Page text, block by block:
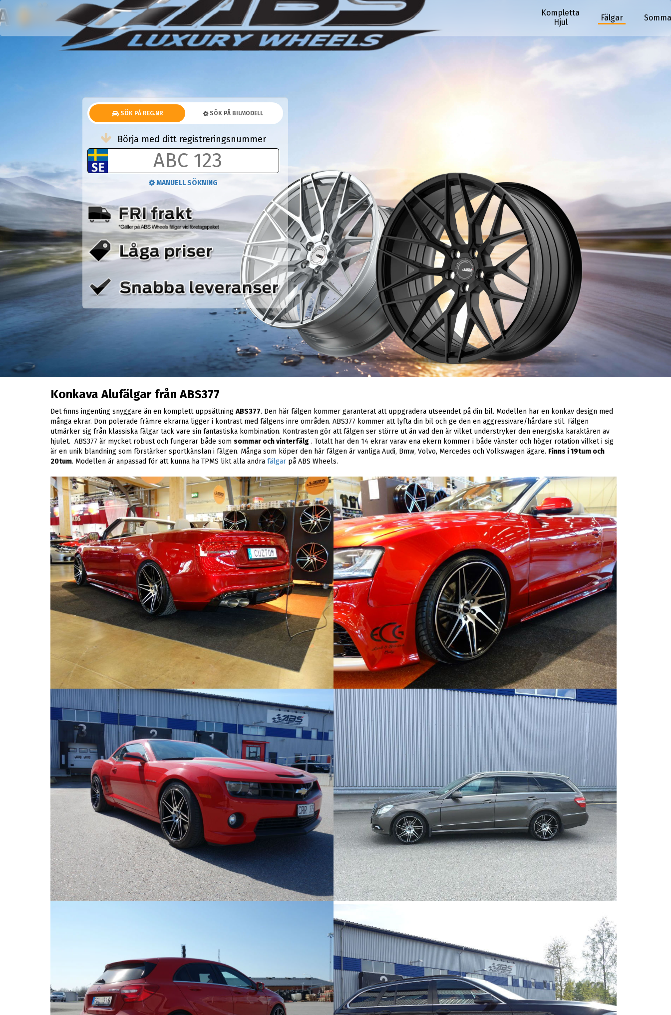
Kompletta
Hjul
Fälgar
FÄLGAR
KOMPLETTA HJUL
SÖK PÅ REG.NR SÖK PÅ BILMODELL
Börja med ditt registreringsnummer
MANUELL SÖKNING
Konkava Alufälgar från ABS377
Det finns ingenting snyggare än en komplett uppsättning ABS377. Den här fälgen kommer garanterat att uppgradera utseendet på din bil. Modellen har en konkav design med
många ekrar. Don polerade främre ekrarna ligger i kontrast med fälgens inre områden. ABS377 kommer att lyfta din bil och ge den en aggressivare/hårdare stil. Fälgen
utmärker sig från klassiska fälgar tack vare sin fantastiska kombination. Kontrasten gör att fälgen ser större ut än vad den är vilket understryker den energiska karaktären av
hjulet. ABS377 är mycket robust och fungerar både som sommar och vinterfälg . Totalt har den 14 ekrar varav ena ekern kommer i både vänster och höger rotation vilket i sig
är en unik blandning som förstärker sportkänslan i fälgen. Många som köper den här fälgen är vanliga Audi, Bmw, Volvo, Mercedes och Volkswagen ägare. Finns i 19tum och
20tum. Modellen är anpassad för att kunna ha TPMS likt alla andra fälgarpå ABS Wheels.